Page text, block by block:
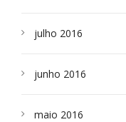
julho 2016
junho 2016
maio 2016